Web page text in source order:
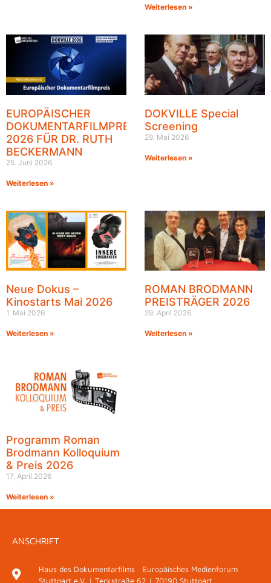
Weiterlesen »
EUROPÄISCHER
DOKUMENTARFILMPREIS
2026 FÜR DR. RUTH
BECKERMANN
25. Juni 2026
Weiterlesen »
DOKVILLE Special
Screening
29. Mai 2026
Weiterlesen »
Neue Dokus –
Kinostarts Mai 2026
1. Mai 2026
Weiterlesen »
ROMAN BRODMANN
PREISTRÄGER 2026
29. April 2026
Weiterlesen »
Programm Roman
Brodmann Kolloquium
& Preis 2026
17. April 2026
Weiterlesen »
ANSCHRIFT
Haus des Dokumentarfilms · Europäisches Medienforum
Stuttgart e.V. | Teckstraße 62 | 70190 Stuttgart